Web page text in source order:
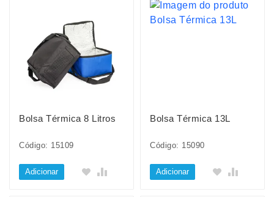
Bolsa Térmica 8 Litros
Código: 15109
Adicionar
Bolsa Térmica 13L
Código: 15090
Adicionar